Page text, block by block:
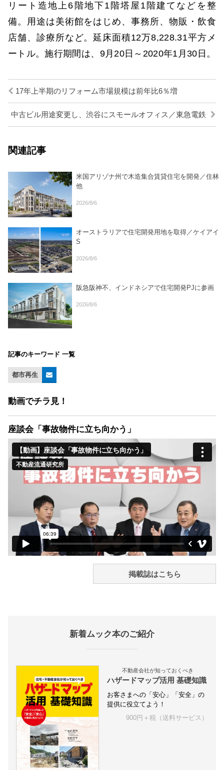
リート造地上6階地下1階塔屋1階建てなどを整
備。用途は美術館をはじめ、事務所、物販・飲食
店舗、診療所など。延床面積12万8,228.31平方メ
ートル。施行期間は、9月20日～2020年1月30日。
17年上半期のリフォーム市場規模は前年比6％増
中古ビル用途変更し、渋谷にスモールオフィス／東急電鉄
関連記事
米国アリゾナ州で木造集合賃貸住宅を開発／住林
他
2026/8/6
オーストラリアで住宅開発用地を取得／ケイアイ
S
2026/8/6
阪急阪神不、インドネシアで住宅開発PJに参画
2026/8/6
記事のキーワード 一覧
都市再生
動画でチラ見！
座談会「事故物件に立ち向かう」
掲載誌はこちら
新着ムック本のご紹介
不動産会社が知っておくべき
ハザードマップ活用 基礎知識
お客さまへの「安心」「安全」の
提供に役立てよう！
900円＋税（送料サービス）